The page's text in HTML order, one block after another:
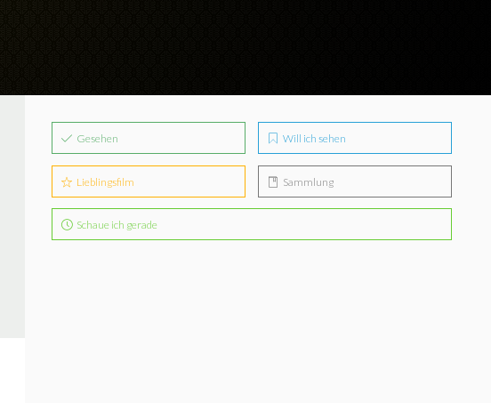
Gesehen Will ich sehen
Lieblingsfilm Sammlung
Schaue ich gerade